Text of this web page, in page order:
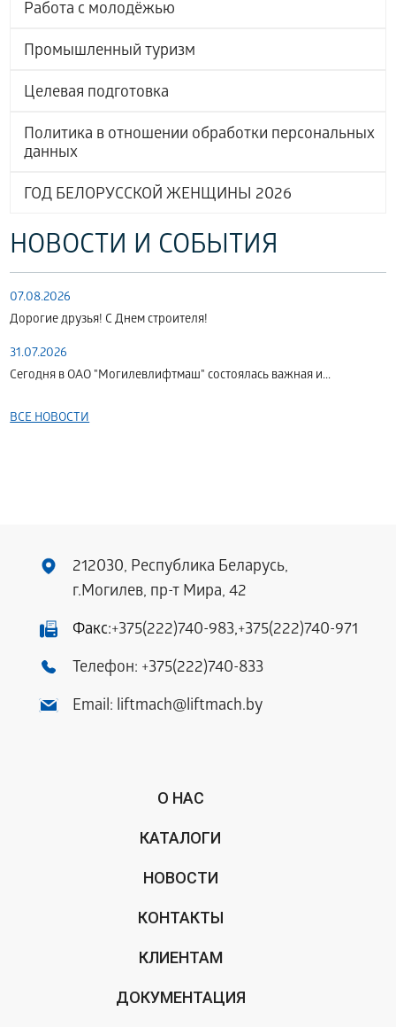
Работа с молодёжью
Промышленный туризм
Целевая подготовка
Политика в отношении обработки персональных
данных
ГОД БЕЛОРУССКОЙ ЖЕНЩИНЫ 2026
НОВОСТИ И СОБЫТИЯ
07.08.2026
Дорогие друзья! С Днем строителя!
31.07.2026
Сегодня в ОАО "Могилевлифтмаш" состоялась важная и...
ВСЕ НОВОСТИ
212030, Республика Беларусь,
г.Могилев, пр-т Мира, 42
Факс:+375(222)740-983,+375(222)740-971
Телефон: +375(222)740-833
Email: liftmach@liftmach.by
О НАС
КАТАЛОГИ
НОВОСТИ
КОНТАКТЫ
КЛИЕНТАМ
ДОКУМЕНТАЦИЯ